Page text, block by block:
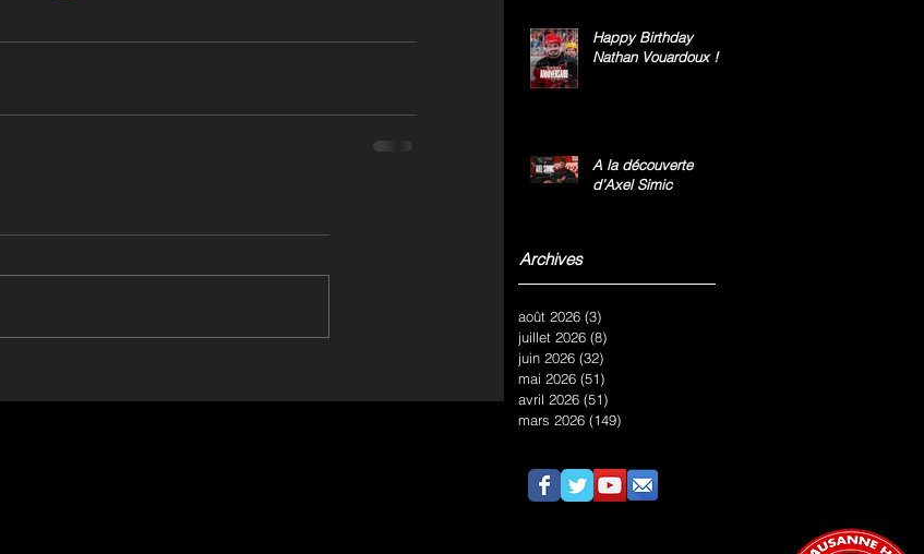
Happy Birthday
Nathan Vouardoux !
A la découverte
d’Axel Simic
Archives
août 2026 (3)
juillet 2026 (8)
juin 2026 (32)
mai 2026 (51)
avril 2026 (51)
mars 2026 (149)